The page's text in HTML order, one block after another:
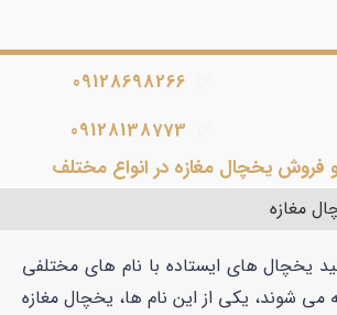
یخچال مغازه در انواع مختلف
09128698266
09128138773
مغازه
یخچال های ایستاده با نام های مختلفی
می شوند، یکی از این نام ها، یخچال مغازه